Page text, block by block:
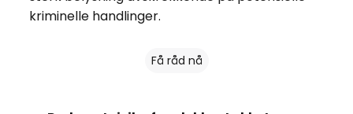
kriminelle handlinger.
Få råd nå